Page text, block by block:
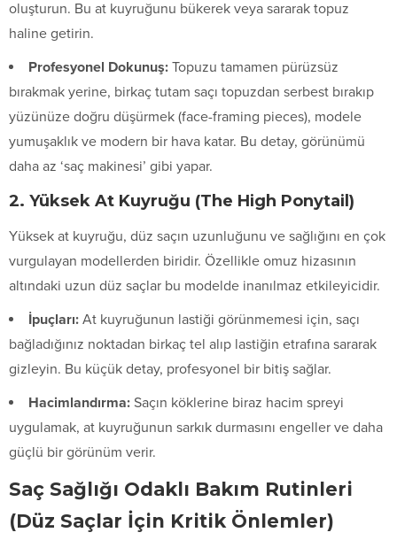
oluşturun. Bu at kuyruğunu bükerek veya sararak topuz
haline getirin.
Profesyonel Dokunuş: Topuzu tamamen pürüzsüz
bırakmak yerine, birkaç tutam saçı topuzdan serbest bırakıp
yüzünüze doğru düşürmek (face-framing pieces), modele
yumuşaklık ve modern bir hava katar. Bu detay, görünümü
daha az ‘saç makinesi’ gibi yapar.
2. Yüksek At Kuyruğu (The High Ponytail)
Yüksek at kuyruğu, düz saçın uzunluğunu ve sağlığını en çok
vurgulayan modellerden biridir. Özellikle omuz hizasının
altındaki uzun düz saçlar bu modelde inanılmaz etkileyicidir.
İpuçları: At kuyruğunun lastiği görünmemesi için, saçı
bağladığınız noktadan birkaç tel alıp lastiğin etrafına sararak
gizleyin. Bu küçük detay, profesyonel bir bitiş sağlar.
Hacimlandırma: Saçın köklerine biraz hacim spreyi
uygulamak, at kuyruğunun sarkık durmasını engeller ve daha
güçlü bir görünüm verir.
Saç Sağlığı Odaklı Bakım Rutinleri
(Düz Saçlar İçin Kritik Önlemler)